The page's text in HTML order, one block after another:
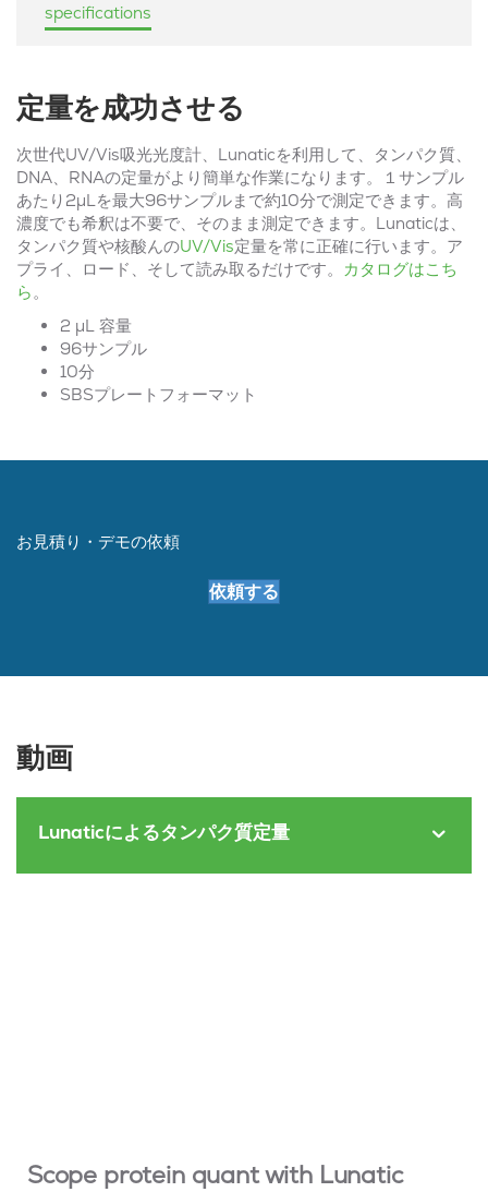
specifications
定量を成功させる
次世代UV/Vis吸光光度計、Lunaticを利用して、タンパク質、
DNA、RNAの定量がより簡単な作業になります。１サンプル
あたり2μLを最大96サンプルまで約10分で測定できます。高
濃度でも希釈は不要で、そのまま測定できます。Lunaticは、
タンパク質や核酸んのUV/Vis定量を常に正確に行います。ア
プライ、ロード、そして読み取るだけです。
カタログはこち
ら。
2 µL 容量
96サンプル
10分
SBSプレートフォーマット
お見積り・デモの依頼
依頼する
動画
Lunaticによるタンパク質定量
Scope protein quant with Lunatic